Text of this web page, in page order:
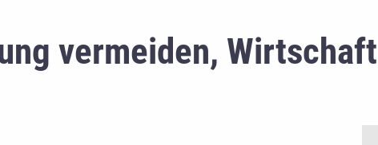
vermeiden,